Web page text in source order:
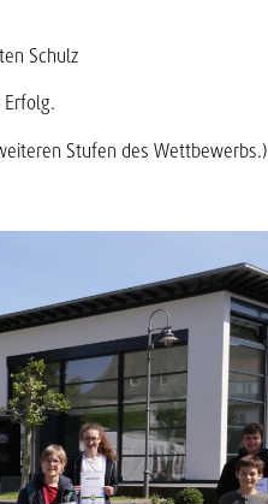
Schulz
Stufen des Wettbewerbs.)